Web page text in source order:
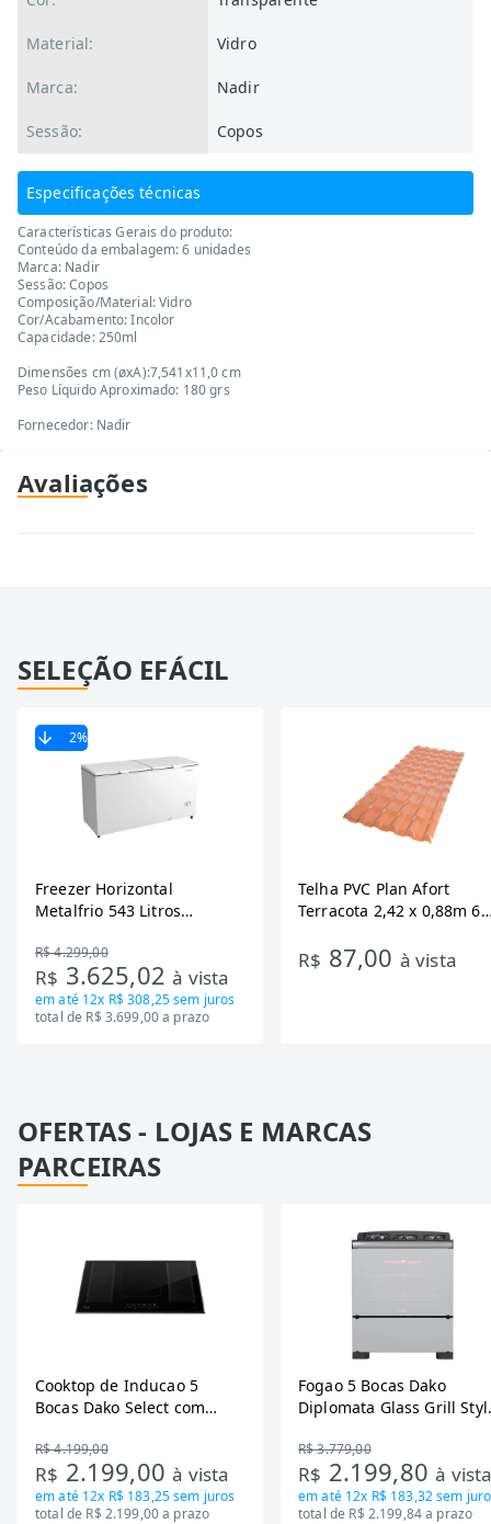
Material: Vidro
Marca: Nadir
Sessão: Copos
Especificações técnicas
Características Gerais do produto:
Conteúdo da embalagem: 6 unidades
Marca: Nadir
Sessão: Copos
Composição/Material: Vidro
Cor/Acabamento: Incolor
Capacidade: 250ml
Dimensões cm (øxA):7,541x11,0 cm
Peso Líquido Aproximado: 180 grs
Fornecedor: Nadir
Avaliações
SELEÇÃO EFÁCIL
2%
Freezer Horizontal
Metalfrio 543 Litros
Tecnologia Inverter, Branco,
Bivolt
R$ 4.299,00
R$ 3.625,02à vista
em até 12x R$ 308,25sem juros
total de R$ 3.699,00 a prazo
Telha PVC Plan Afort
Terracota 2,42 x 0,88m 6
R$ 87,00 à vista
OFERTAS - LOJAS E MARCAS
PARCEIRAS
Cooktop de Inducao 5
Bocas Dako Select com
R$ 4.199,00
R$ 2.199,00à vista
em até 12x R$ 183,25sem juros
total de R$ 2.199,00 a prazo
Fogao 5 Bocas Dako
Diplomata Glass Grill
R$ 3.779,00
R$ 2.199,80à
em até 12x R$ 183,32sem
total de R$ 2.199,84 a prazo